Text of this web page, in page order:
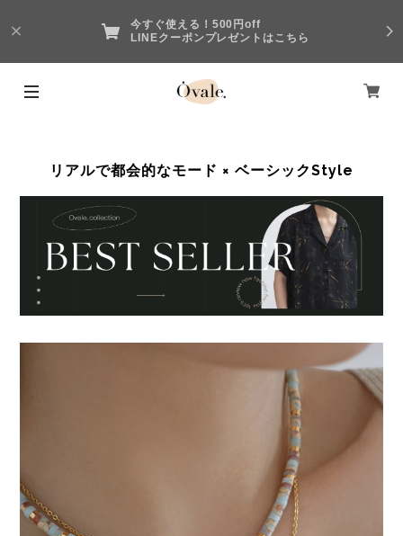
今すぐ使える！500円off
LINEクーポンプレゼントはこちら
リアルで都会的なモード × ベーシックStyle